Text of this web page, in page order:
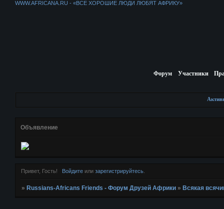
WWW.AFRICANA.RU - «ВСЕ ХОРОШИЕ ЛЮДИ ЛЮБЯТ АФРИКУ»
Форум Участники
Объявление
Привет, Гость! Войдитеили зарегистрируйтесь.
» Russians-Africans Friends - Форум Друзей Африки » Всякая